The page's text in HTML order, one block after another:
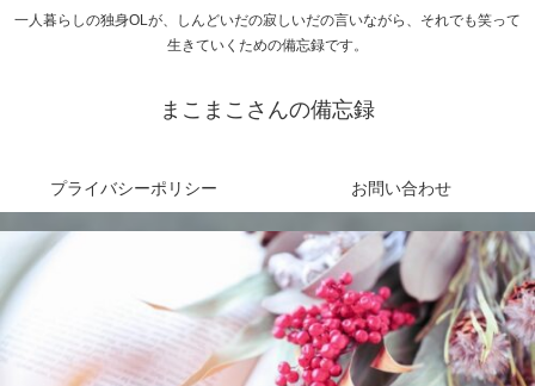
一人暮らしの独身OLが、しんどいだの寂しいだの言いながら、それでも笑って
生きていくための備忘録です。
まこまこさんの備忘録
プライバシーポリシー お問い合わせ